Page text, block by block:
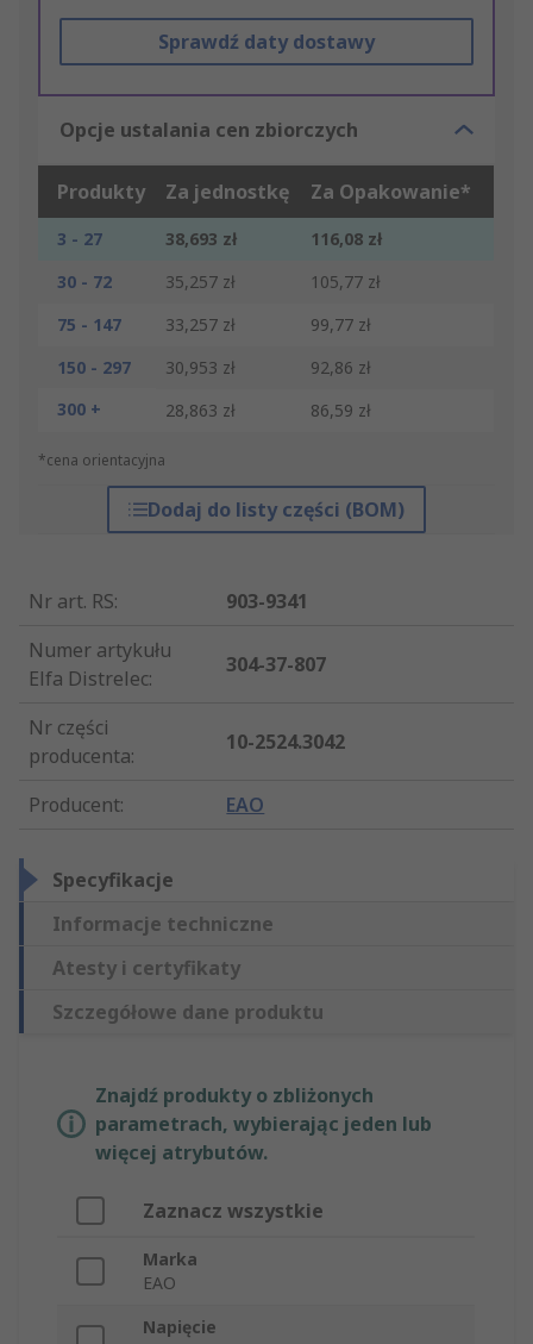
Sprawdź daty dostawy
Opcje ustalania cen zbiorczych
Produkty Za jednostkę Za Opakowanie*
3 - 27 38,693 zł
116,08 zł
30 - 72
35,257 zł
105,77 zł
75 - 147
33,257 zł
99,77 zł
150 - 297
30,953 zł
92,86 zł
300 +
28,863 zł 86,59 zł
*cena orientacyjna
Dodaj do listy części (BOM)
Nr art. RS:
903-9341
Numer artykułu
Elfa Distrelec:
304-37-807
Nr części
producenta:
10-2524.3042
Producent: EAO
Specyfikacje
Informacje techniczne
Atesty i certyfikaty
Szczegółowe dane produktu
Znajdź produkty o zbliżonych
parametrach, wybierając jeden lub
więcej atrybutów.
Zaznacz wszystkie
Marka
EAO
Napięcie